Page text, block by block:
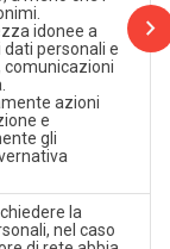
idonee a
personali e
azioni
e
gli
la
nel caso